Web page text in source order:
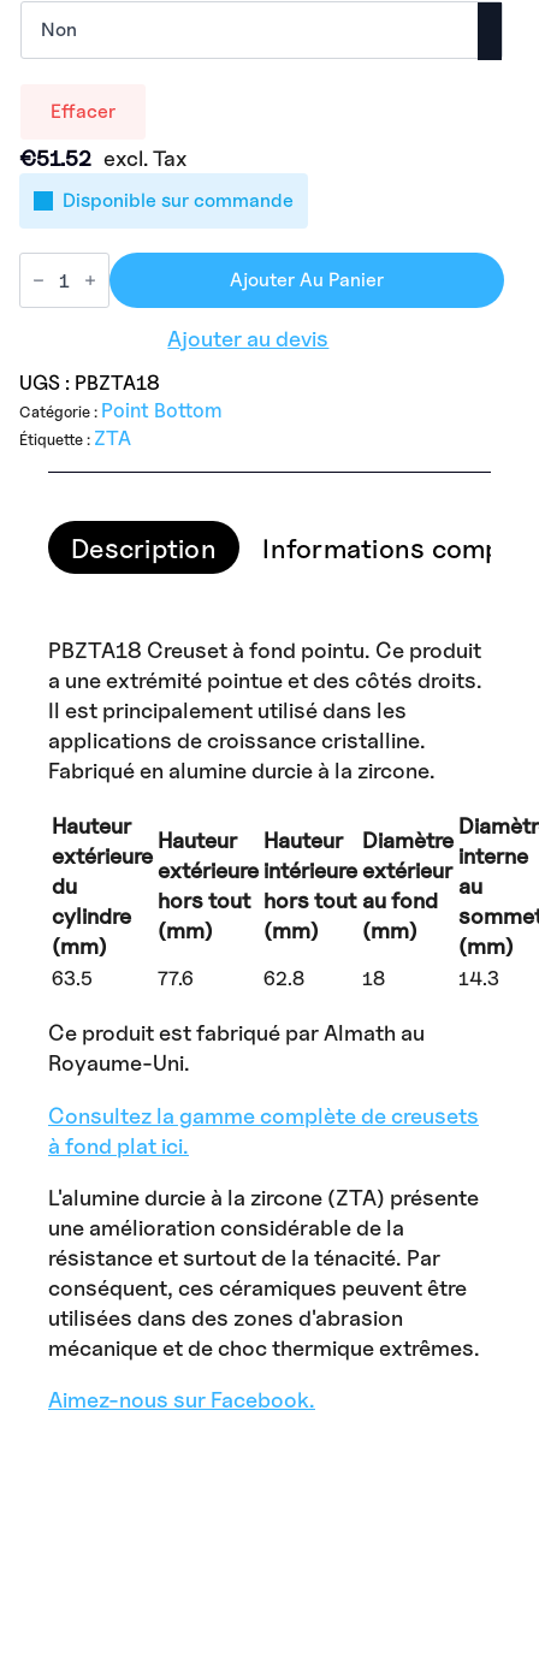
Effacer
€51.52 excl. Tax
Disponible sur commande
Ajouter Au Panier
Ajouter au devis
UGS : PBZTA18
Catégorie : Point Bottom
Étiquette : ZTA
Description Informations
PBZTA18 Creuset à fond pointu. Ce produit
a une extrémité pointue et des côtés droits.
Il est principalement utilisé dans les
applications de croissance cristalline.
Fabriqué en alumine durcie à la zircone.
Hauteur
extérieure
du
cylindre
(mm)
Hauteur
extérieure
hors tout
(mm)
Hauteur
intérieure
hors tout
(mm)
Diamètre
extérieur
au fond
(mm)
interne
au
(mm)
63.5 77.6 62.8 18 14.3
Ce produit est fabriqué par Almath au
Royaume-Uni.
Consultez la gamme complète de creusets
à fond plat ici.
L'alumine durcie à la zircone (ZTA) présente
une amélioration considérable de la
résistance et surtout de la ténacité. Par
conséquent, ces céramiques peuvent être
utilisées dans des zones d'abrasion
mécanique et de choc thermique extrêmes.
Aimez-nous sur Facebook.